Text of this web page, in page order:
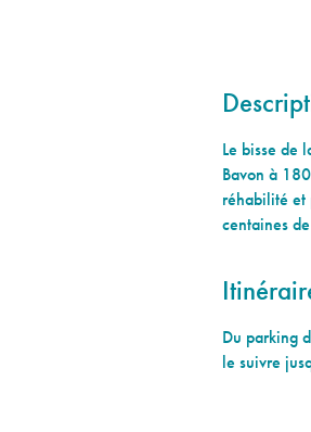
Le bisse de
Bavon à
réhabilité et
centaines
Du parking
le suivre